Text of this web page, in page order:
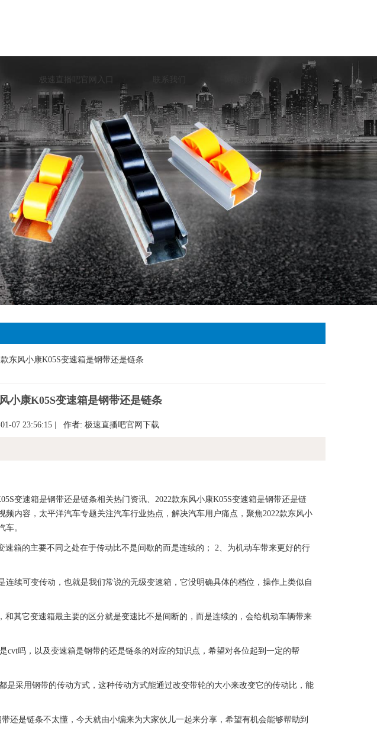
极速直播吧官网入口 网站地图
小康K05S变速箱是钢带还是链条
01-07 23:56:15 | 作者: 极速直播吧官网下载
变速箱是钢带还是链条相关热门资讯、2022款东风小康K05S变速箱是钢带还是链
频内容，太平洋汽车专题关注汽车行业热点，解决汽车用户痛点，聚焦2022款东风小
车。
箱的主要不同之处在于传动比不是间歇的而是连续的； 2、为机动车带来更好的行
续可变传动，也就是我们常说的无级变速箱，它没明确具体的档位，操作上类似自
其它变速箱最主要的区分就是变速比不是间断的，而是连续的，会给机动车辆带来
吗，以及变速箱是钢带的还是链条的对应的知识点，希望对各位起到一定的帮
采用钢带的传动方式，这种传动方式能通过改变带轮的大小来改变它的传动比，能
是链条不太懂，今天就由小编来为大家伙儿一起来分享，希望有机会能够帮助到